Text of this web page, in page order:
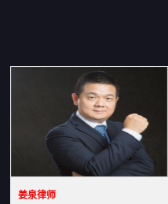
姜泉律师